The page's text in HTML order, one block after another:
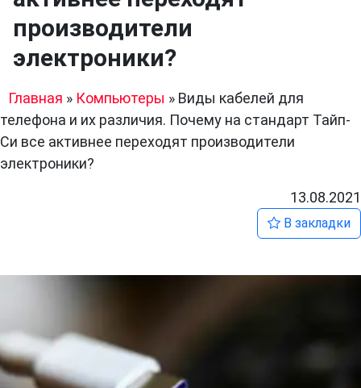
производители
электроники?
Главная » Компьютеры » Виды кабелей для
телефона и их различия. Почему на стандарт Тайп-
Си все активнее переходят производители
электроники?
13.08.2021
В закладки